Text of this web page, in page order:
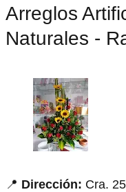
Arreglos
Naturales -
📍 Dirección: Cra.